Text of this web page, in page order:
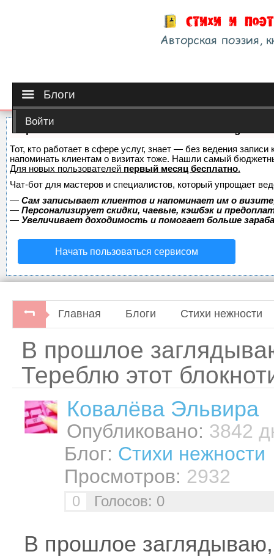
Блоги
Войти
Тот, кто работает в сфере услуг, знает — без ведения
напоминать клиентам о визитах тоже. Нашли самый
Для новых пользователей первый месяц бесплатно.
Чат-бот для мастеров и специалистов, который упрощает
— Сам записывает клиентов и напоминает им о
— Персонализирует скидки, чаевые, кэшбэк и
— Увеличивает доходимость и помогает больше
Начать пользоваться сервисом
Главная Блоги Стихи нежности
В прошлое
Тереблю этот
Ковалёва Эльвира
Опубликовано: 3842
Блог: Стихи нежности
Просмотров: 2932
0 Голосов: 0
В прошлое